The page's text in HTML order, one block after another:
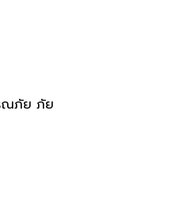
รณภัย ภัย